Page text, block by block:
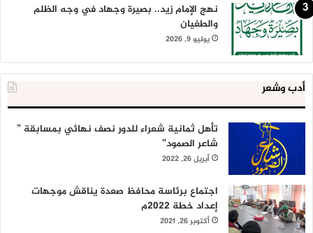
نهج الإمام زيد.. بصيرة وجهاد في وجه الظلم
والطغيان
يوليو 9, 2026
أدب وشعر
تأهل ثمانية شعراء للدور نصف نهائي بمسابقة ”
شاعر الصمود”
أبريل 26, 2022
اجتماع برئاسة محافظ صعدة يناقش موجهات
إعداد خطة 2022م
أكتوبر 26, 2021